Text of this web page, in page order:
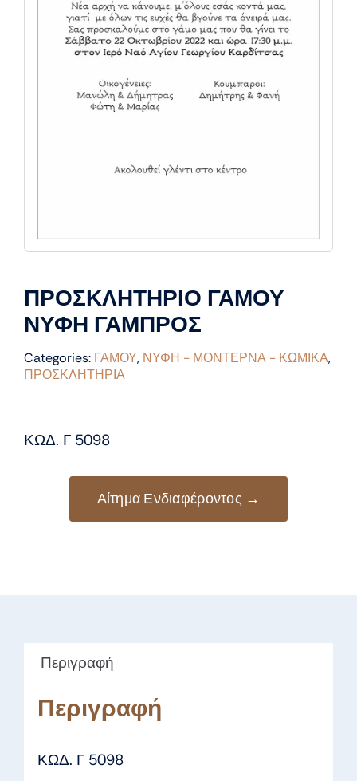
ΠΡΟΣΚΛΗΤΗΡΙΟ ΓΑΜΟΥ
ΝΥΦΗ ΓΑΜΠΡΟΣ
Categories: ΓΑΜΟΥ, ΝΥΦΗ - ΜΟΝΤΕΡΝΑ - ΚΩΜΙΚΑ,
ΠΡΟΣΚΛΗΤΗΡΙΑ
ΚΩΔ. Γ 5098
Αίτημα Ενδιαφέροντος →
Περιγραφή
Περιγραφή
ΚΩΔ. Γ 5098